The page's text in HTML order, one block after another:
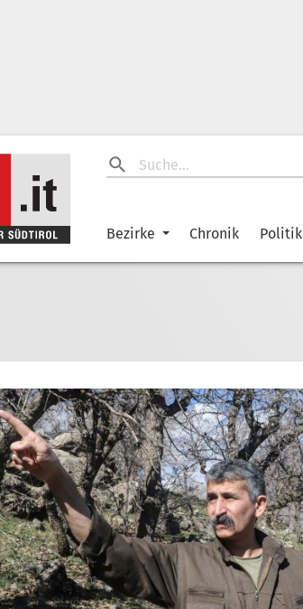
Bezirke Chronik Politik